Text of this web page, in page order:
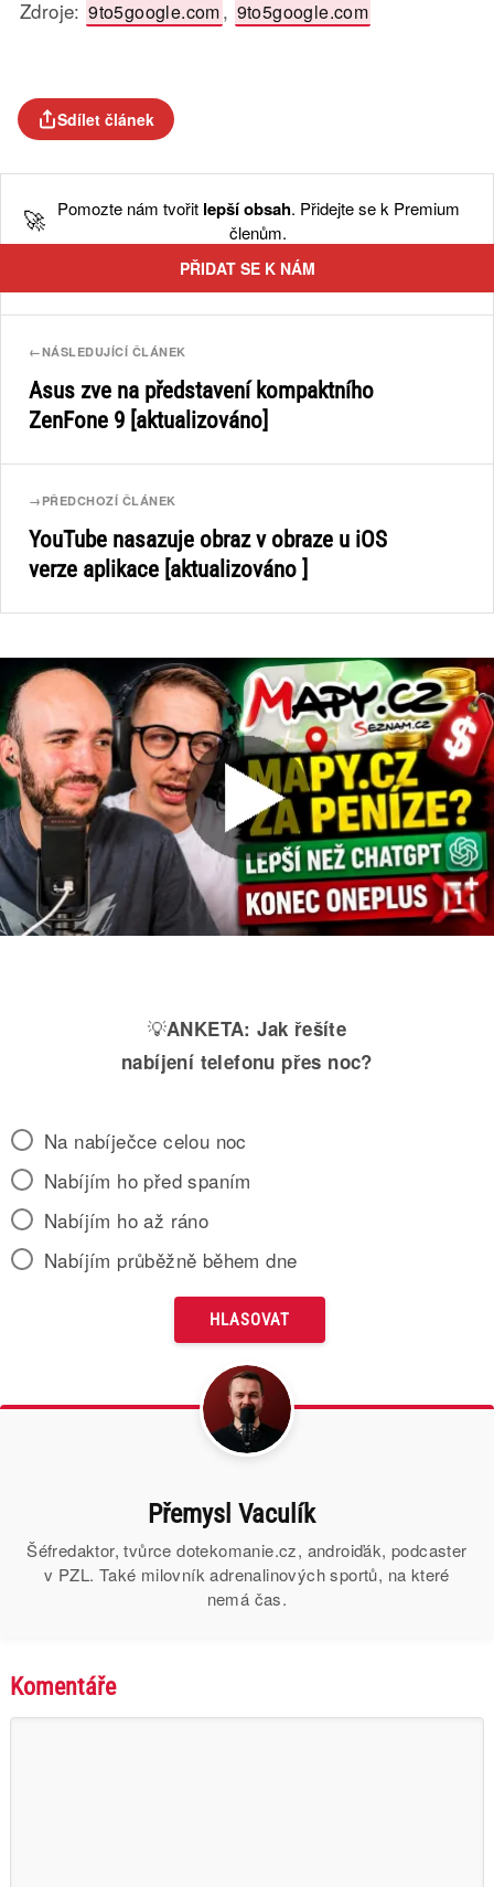
Zdroje: 9to5google.com, 9to5google.com
Sdílet článek
🚀 Pomozte nám tvořit lepší obsah. Přidejte se k Premium
členům.
PŘIDAT SE K NÁM
←NÁSLEDUJÍCÍ ČLÁNEK
Asus zve na představení kompaktního
ZenFone 9 [aktualizováno]
→ PŘEDCHOZÍ ČLÁNEK
YouTube nasazuje obraz v obraze u iOS
verze aplikace [aktualizováno ]
💡ANKETA: Jak řešíte
nabíjení telefonu přes noc?
Na nabíječce celou noc
Nabíjím ho před spaním
Nabíjím ho až ráno
Nabíjím průběžně během dne
Přemysl Vaculík
Šéfredaktor, tvůrce dotekomanie.cz, androiďák, podcaster
v PZL. Také milovník adrenalinových sportů, na které
nemá čas.
Komentáře